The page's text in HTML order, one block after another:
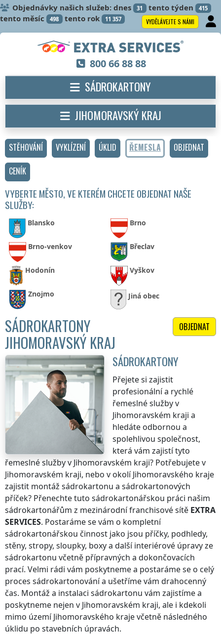
Objednávky našich služeb: dnes 31 tento týden 415
tento měsíc 498 tento rok 11 357 VYDĚLÁVEJTE S NÁMI
STĚHOVÁNÍ VYKLÍZENÍ ÚKLID ŘEMESLA
OBJEDNAT
CENÍK
VYBERTE MĚSTO, VE KTERÉM CHCETE OBJEDNAT NAŠE
SLUŽBY:
Blansko Brno
Brno-venkov Břeclav
Hodonín Vyškov
Znojmo Jiná obec
OBJEDNAT
SÁDROKARTONY
JIHOMORAVSKÝ KRAJ
SÁDROKARTONY
Přejete si zajistit
profesionální a rychlé
řemeslné službyv
Jihomoravském kraji a
hledáte odbornou a
spolehlivou společnost,
která vám zajistí tyto
řemeslné službyv Jihomoravském kraji? Potřebujetev
Jihomoravském kraji, nebo v okolíJihomoravského kraje
zajistit montáž sádrokartonu a sádrokartonových
příček? Přenechte tuto sádrokartonářskou práci našim
sádrokartonářům z mezinárodní franchisové sítě EXTRA
SERVICES. Postaráme se vám o kompletní
sádrokartonářskou činnost jako jsou příčky, podhledy,
stěny, stropy, sloupky, boxy a další interiérové úpravy ze
sádrokartonu včetně přípravných a dokončovacích
prací. Velmi rádi vám poskytneme a postaráme se o celý
proces sádrokartonování a ušetříme vám drahocenný
čas. Montáž a instalaci sádrokartonu vám zajistíme a
poskytneme nejen v Jihomoravském kraji, ale i kdekoli
mimo území Jihomoravského krajevčetně následného
úklidu po stavebních úpravách.
800 66 88 88
SÁDROKARTONY
JIHOMORAVSKÝ KRAJ